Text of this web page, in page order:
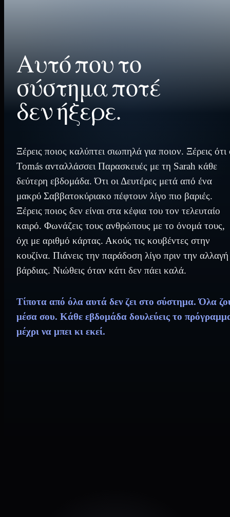
Αυτό που το
σύστημα ποτέ
δεν ήξερε.
Ξέρεις ποιος καλύπτει σιωπηλά για ποιον. Ξέρεις ότι
Tomás ανταλλάσσει Παρασκευές με τη Sarah κάθε
δεύτερη εβδομάδα. Ότι οι Δευτέρες μετά από ένα
μακρύ Σαββατοκύριακο πέφτουν λίγο πιο βαριές.
Ξέρεις ποιος δεν είναι στα κέφια του τον τελευταίο
καιρό. Φωνάζεις τους ανθρώπους με το όνομά τους,
όχι με αριθμό κάρτας. Ακούς τις κουβέντες στην
κουζίνα. Πιάνεις την παράδοση λίγο πριν την αλλαγή
βάρδιας. Νιώθεις όταν κάτι δεν πάει καλά.
Τίποτα από όλα αυτά δεν ζει στο σύστημα. Όλα
μέσα σου. Κάθε εβδομάδα δουλεύεις το
μέχρι να μπει κι εκεί.